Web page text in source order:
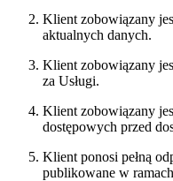
Klient zobowiązany
aktualnych danych.
Klient zobowiązany
za Usługi.
Klient zobowiązany
dostępowych przed
Klient ponosi pełną
publikowane w